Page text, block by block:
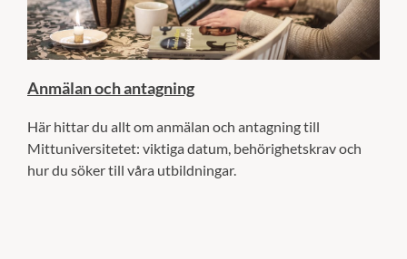
Anmälan och antagning
Här hittar du allt om anmälan och antagning till
Mittuniversitetet: viktiga datum, behörighetskrav och
hur du söker till våra utbildningar.